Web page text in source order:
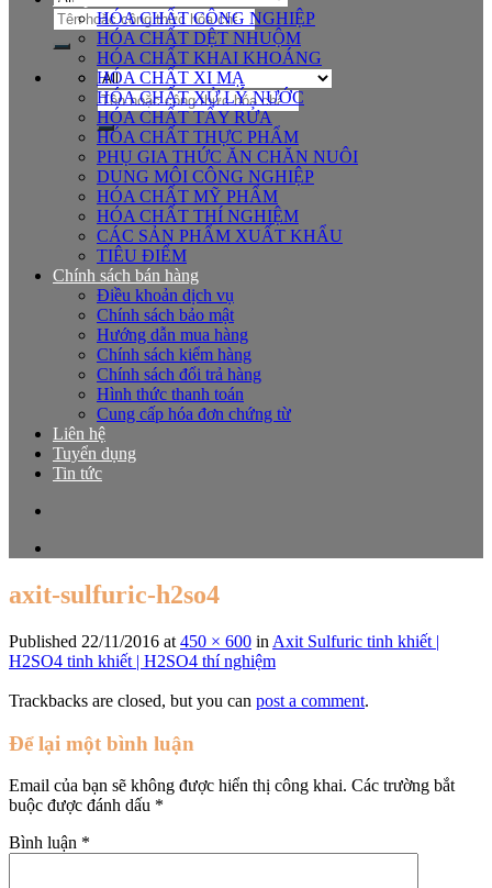
Tìm
kiếm:
Tìm
kiếm:
HÓA CHẤT CÔNG NGHIỆP
HÓA CHẤT DỆT NHUỘM
HÓA CHẤT KHAI KHOÁNG
HÓA CHẤT XI MẠ
HÓA CHẤT XỬ LÝ NƯỚC
HÓA CHẤT TẨY RỬA
HÓA CHẤT THỰC PHẨM
PHỤ GIA THỨC ĂN CHĂN NUÔI
DUNG MÔI CÔNG NGHIỆP
HÓA CHẤT MỸ PHẨM
HÓA CHẤT THÍ NGHIỆM
CÁC SẢN PHẨM XUẤT KHẨU
TIÊU ĐIỂM
Chính sách bán hàng
Điều khoản dịch vụ
Chính sách bảo mật
Hướng dẫn mua hàng
Chính sách kiểm hàng
Chính sách đổi trả hàng
Hình thức thanh toán
Cung cấp hóa đơn chứng từ
Liên hệ
Tuyển dụng
Tin tức
axit-sulfuric-h2so4
Published 22/11/2016 at 450 × 600 in Axit Sulfuric tinh khiết |
H2SO4 tinh khiết | H2SO4 thí nghiệm
Trackbacks are closed, but you can post a comment.
Để lại một bình luận
Email của bạn sẽ không được hiển thị công khai. Các trường bắt
buộc được đánh dấu *
Bình luận *